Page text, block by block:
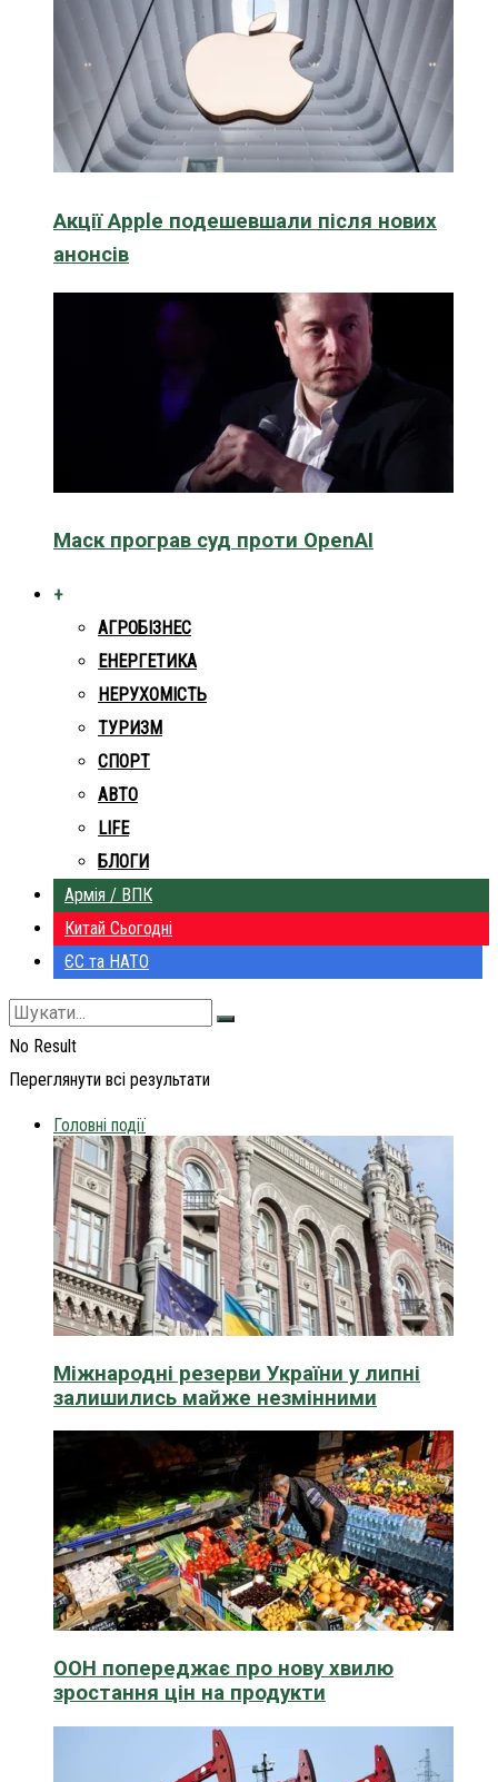
Акції Apple подешевшали після нових
анонсів
Маск програв суд проти OpenAI
+
АГРОБІЗНЕС
ЕНЕРГЕТИКА
НЕРУХОМІСТЬ
ТУРИЗМ
СПОРТ
АВТО
LIFE
БЛОГИ
Армія / ВПК
Китай Сьогодні
ЄС та НАТО
No Result
Переглянути всі результати
Головні події
Міжнародні резерви України у липні
залишились майже незмінними
ООН попереджає про нову хвилю
зростання цін на продукти